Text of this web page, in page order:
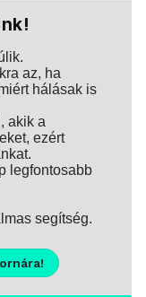
az, ha
hálásak is
akik a
ezért
legfontosabb
segítség.